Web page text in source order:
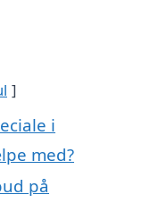
i
med?
på